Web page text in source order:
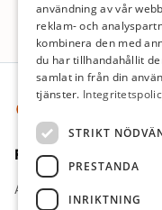
Sidfot
För jobbsökande
Arbetsgivare
användning av vår
reklam- och
kombinera den med
du har tillhandahållit
samlat in från din
tjänster.
STRIKT
PRESTANDA
INRIKTNING